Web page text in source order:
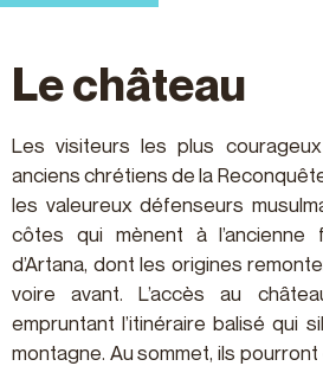
Le château
Les visiteurs les plus
anciens chrétiens de la
les valeureux défenseurs
côtes qui mènent à l’ancienne
d’Artana, dont les origines
voire avant. L’accès au
empruntant l’itinéraire balisé qui
montagne. Au sommet, ils